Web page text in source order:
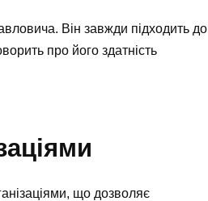
Він завжди підходить до
про його здатність
що дозволяє